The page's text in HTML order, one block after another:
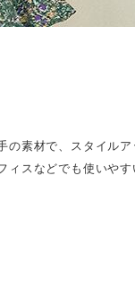
の素材で、スタイル
スなどでも使いや